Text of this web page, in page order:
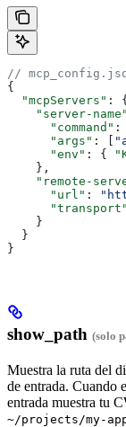
//
{
  "mcpServers"
: {
    "server-name"
      "command"
:
      "args"
: [
      "env"
: {
    },
"remote-
      "url"
:
      "transport"
    }
  }
}
show_path (solo
Muestra la ruta del
de entrada. Cuando
entrada muestra tu
~/projects/my-